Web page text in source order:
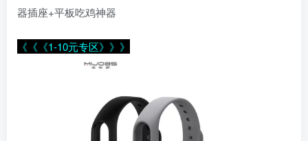
器插座+平板吃鸡神器
《《《1-10元专区》》》